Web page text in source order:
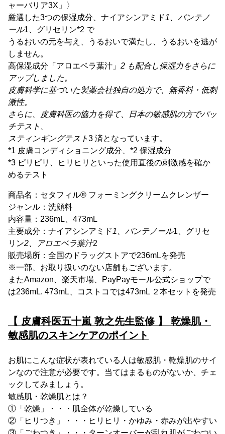
ャーバリア3X」〉
厳選した3つの保湿成分、ナイアシンアミド1、パンテノ
ール1、グリセリン*2 で
うるおいの元を与え、うるおいで満たし、うるおいを逃が
しません。
高保湿成分「アロエベラ葉汁」 2 も配合し保湿力をさらに
アップしました。
皮膚科学に基づいた製薬会社独自の処方で、無香料・低刺
激性。
さらに、皮膚科医の協力を得て、日本の敏感肌の方でパッ
チテスト、
スティンギングテスト3 済となっています。
*1 皮膚コンディショニング成分、*2 保湿成分
*3 ピリピリ、ヒリヒリといった使用直後の刺激感を確か
めるテスト
商品名：セタフィル® フォーミングクリームクレンザー
ジャンル：洗顔料
内容量：236mL、473mL
主要成分：ナイアシンアミド1、パンテノール1、グリセ
リン2、アロエベラ葉汁2
販売場所：全国のドラッグストアで236mLを発売
※一部、お取り扱いのない店舗もございます。
またAmazon、楽天市場、PayPayモール公式ショップで
は236mL. 473mL、コストコでは473mL ２本セットを発売
【 皮膚科医五十嵐 敦之先生監修 】 乾燥肌・
敏感肌のスキンケアのポイント
お肌にこんな症状が表れている人は敏感肌・乾燥肌のサイ
ンなので注意が必要です。当てはまるものがないか、チェ
ックしてみましょう。
敏感肌・乾燥肌とは？
①「乾燥」・・・肌全体が乾燥している
②「ヒリつき」・・・ヒリヒリ・かゆみ・赤みが出やすい